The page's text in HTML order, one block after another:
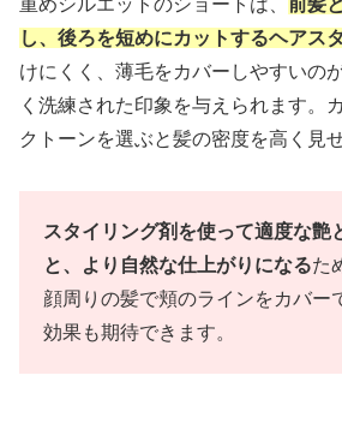
し、後ろを短めにカットするヘアス
けにくく、薄毛をカバーしやすいの
く洗練された印象を与えられます。
クトーンを選ぶと髪の密度を高く見
スタイリング剤を使って適度な艶
と、より自然な仕上がりになるた
顔周りの髪で頬のラインをカバー
効果も期待できます。